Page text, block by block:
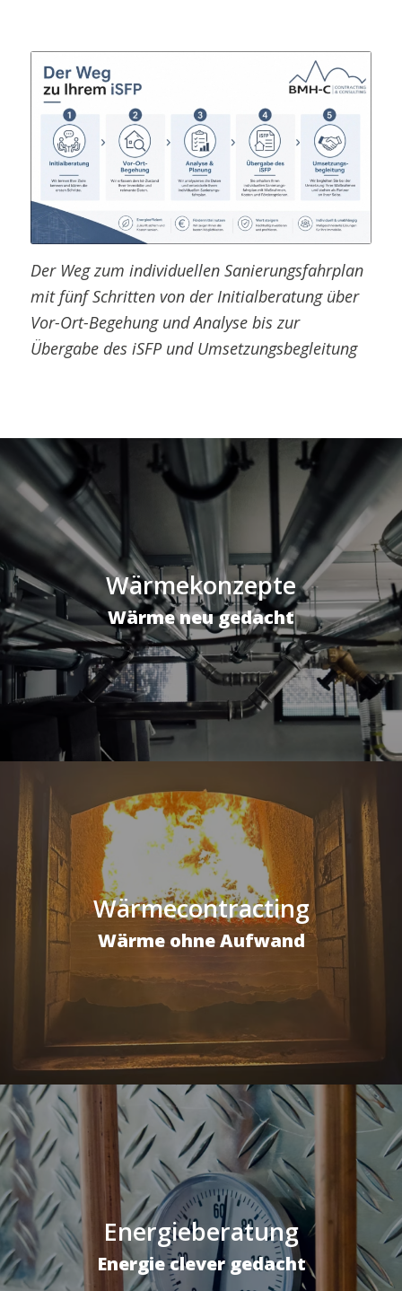
Der Weg zum individuellen Sanierungsfahrplan
mit fünf Schritten von der Initialberatung über
Vor-Ort-Begehung und Analyse bis zur
Übergabe des iSFP und Umsetzungsbegleitung
Wärmekonzepte
Wärme neu gedacht
Wärmecontracting
Wärme ohne Aufwand
Energieberatung
Energie clever gedacht